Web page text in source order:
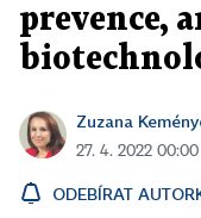
prevence,
Zuzana
27. 4. 2022
ODEBÍRAT